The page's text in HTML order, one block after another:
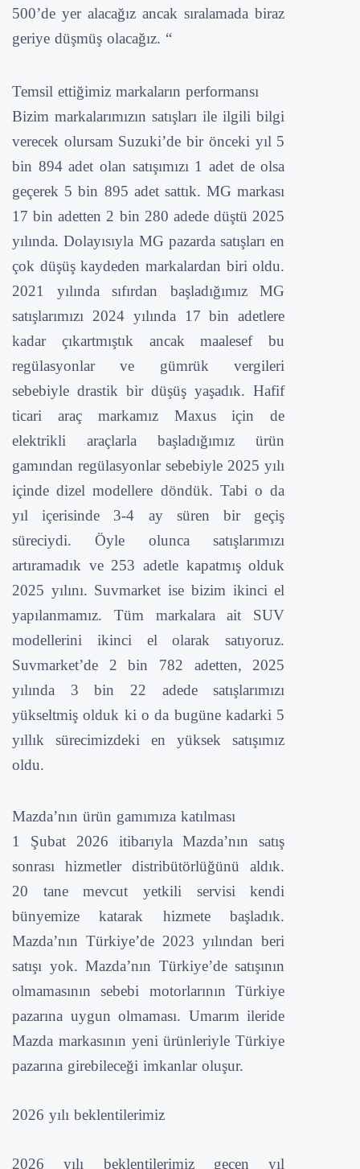
500’de yer alacağız ancak sıralamada biraz
geriye düşmüş olacağız. “
Temsil ettiğimiz markaların performansı
Bizim markalarımızın satışları ile ilgili bilgi
verecek olursam Suzuki’de bir önceki yıl 5
bin 894 adet olan satışımızı 1 adet de olsa
geçerek 5 bin 895 adet sattık. MG markası
17 bin adetten 2 bin 280 adede düştü 2025
yılında. Dolayısıyla MG pazarda satışları en
çok düşüş kaydeden markalardan biri oldu.
2021 yılında sıfırdan başladığımız MG
satışlarımızı 2024 yılında 17 bin adetlere
kadar çıkartmıştık ancak maalesef bu
regülasyonlar ve gümrük vergileri
sebebiyle drastik bir düşüş yaşadık. Hafif
ticari araç markamız Maxus için de
elektrikli araçlarla başladığımız ürün
gamından regülasyonlar sebebiyle 2025 yılı
içinde dizel modellere döndük. Tabi o da
yıl içerisinde 3-4 ay süren bir geçiş
süreciydi. Öyle olunca satışlarımızı
artıramadık ve 253 adetle kapatmış olduk
2025 yılını. Suvmarket ise bizim ikinci el
yapılanmamız. Tüm markalara ait SUV
modellerini ikinci el olarak satıyoruz.
Suvmarket’de 2 bin 782 adetten, 2025
yılında 3 bin 22 adede satışlarımızı
yükseltmiş olduk ki o da bugüne kadarki 5
yıllık sürecimizdeki en yüksek satışımız
oldu.
Mazda’nın ürün gamımıza katılması
1 Şubat 2026 itibarıyla Mazda’nın satış
sonrası hizmetler distribütörlüğünü aldık.
20 tane mevcut yetkili servisi kendi
bünyemize katarak hizmete başladık.
Mazda’nın Türkiye’de 2023 yılından beri
satışı yok. Mazda’nın Türkiye’de satışının
olmamasının sebebi motorlarının Türkiye
pazarına uygun olmaması. Umarım ileride
Mazda markasının yeni ürünleriyle Türkiye
pazarına girebileceği imkanlar oluşur.
2026 yılı beklentilerimiz
2026 yılı beklentilerimiz geçen yıl